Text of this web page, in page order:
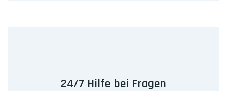
24/7 Hilfe bei Fragen